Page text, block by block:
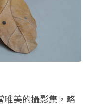
唯美的攝影集，略